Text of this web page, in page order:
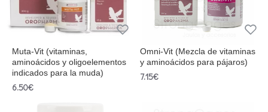
Muta-Vit (vitaminas,
aminoácidos y oligoelementos
indicados para la muda)
6.50€
Omni-Vit (Mezcla de vitaminas
y aminoácidos para pájaros)
7.15€